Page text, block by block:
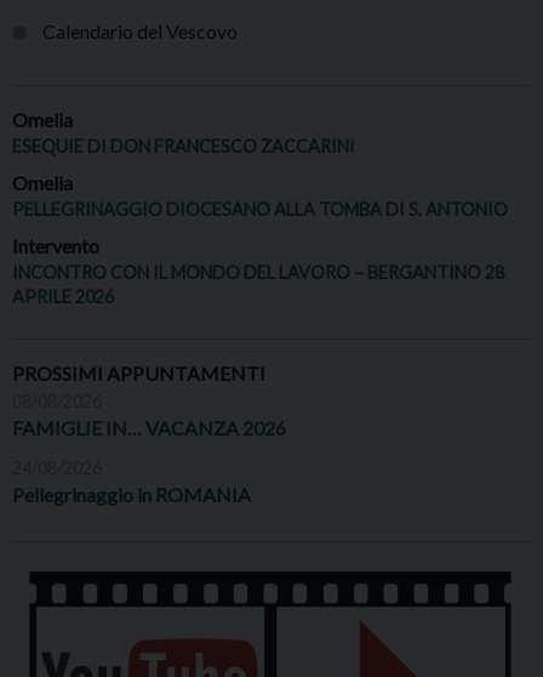
Calendario del Vescovo
Omelia
ESEQUIE DI DON FRANCESCO ZACCARINI
Omelia
PELLEGRINAGGIO DIOCESANO ALLA TOMBA DI S. ANTONIO
Intervento
INCONTRO CON IL MONDO DEL LAVORO – BERGANTINO 28
APRILE 2026
PROSSIMI APPUNTAMENTI
FAMIGLIE IN… VACANZA 2026
Pellegrinaggio in ROMANIA